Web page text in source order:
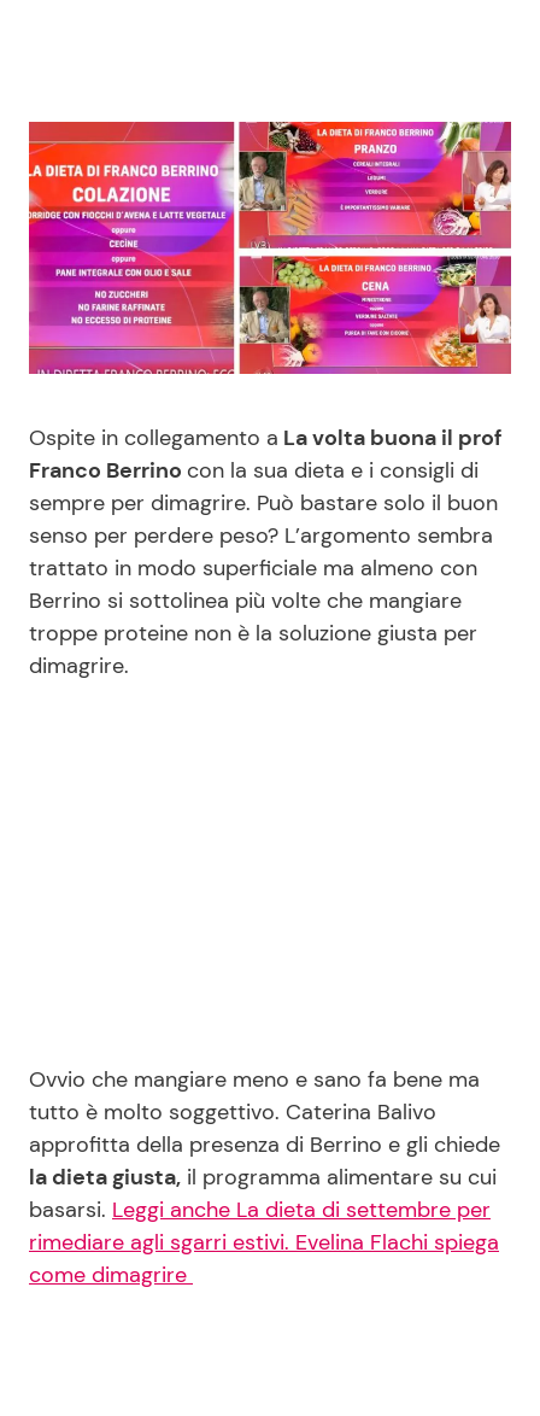
News Spettacolo
Benessere
Casa
Moda e Style
Mondo Mamma
News benessere
Salute
Viaggi e Turismo
Cucina e Ricette
Consigli di Cucina
Dolci
Le Ricette in TV
Primi Piatti
Ricette Facili e Veloci
Ricette Feste
Redazione
Contattaci
Pubblicità
Privacy Policy
Ospite in collegamento a La volta buona il prof
Franco Berrino con la sua dieta e i consigli di
sempre per dimagrire. Può bastare solo il buon
senso per perdere peso? L’argomento sembra
trattato in modo superficiale ma almeno con
Berrino si sottolinea più volte che mangiare
troppe proteine non è la soluzione giusta per
dimagrire.
Ovvio che mangiare meno e sano fa bene ma
tutto è molto soggettivo. Caterina Balivo
approfitta della presenza di Berrino e gli chiede
la dieta giusta, il programma alimentare su cui
basarsi. Leggi anche La dieta di settembre per
rimediare agli sgarri estivi. Evelina Flachi spiega
come dimagrire